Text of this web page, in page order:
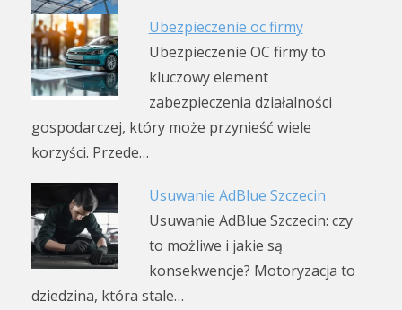
Ubezpieczenie oc firmy
Ubezpieczenie OC firmy to
kluczowy element
zabezpieczenia działalności
gospodarczej, który może przynieść wiele
korzyści. Przede…
Usuwanie AdBlue Szczecin
Usuwanie AdBlue Szczecin: czy
to możliwe i jakie są
konsekwencje? Motoryzacja to
dziedzina, która stale…